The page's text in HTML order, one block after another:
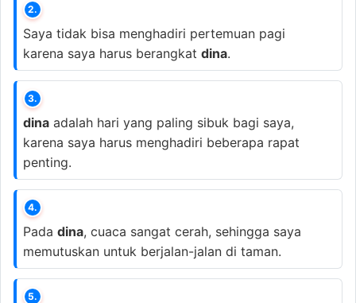
2.
Saya tidak bisa menghadiri pertemuan pagi
karena saya harus berangkat dina.
3.
dina adalah hari yang paling sibuk bagi saya,
karena saya harus menghadiri beberapa rapat
penting.
4.
Pada dina, cuaca sangat cerah, sehingga saya
memutuskan untuk berjalan-jalan di taman.
5.